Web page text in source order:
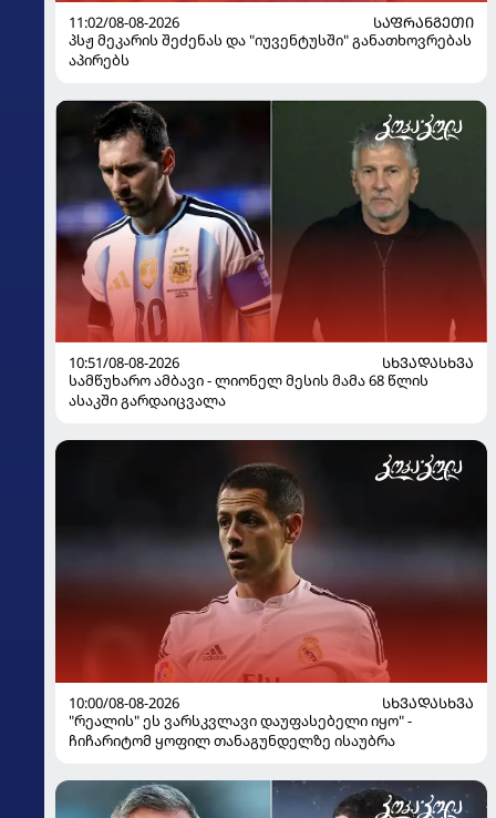
11:02/08-08-2026
ᲡᲐᲤᲠᲐᲜᲒᲔᲗᲘ
პსჟ მეკარის შეძენას და "იუვენტუსში" განათხოვრებას
აპირებს
10:51/08-08-2026
ᲡᲮᲕᲐᲓᲐᲡᲮᲕᲐ
სამწუხარო ამბავი - ლიონელ მესის მამა 68 წლის
ასაკში გარდაიცვალა
10:00/08-08-2026
ᲡᲮᲕᲐᲓᲐᲡᲮᲕᲐ
"რეალის" ეს ვარსკვლავი დაუფასებელი იყო" -
ჩიჩარიტომ ყოფილ თანაგუნდელზე ისაუბრა